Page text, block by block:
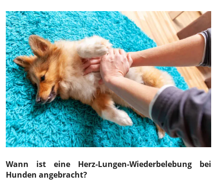
Wann ist eine Herz-Lungen-Wiederbelebung bei
Hunden angebracht?